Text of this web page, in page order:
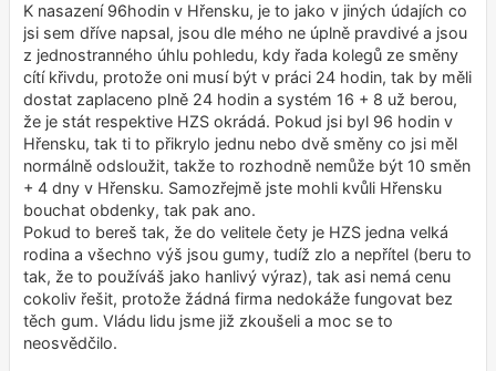
K nasazení 96hodin v Hřensku, je to jako v jiných údajích co
jsi sem dříve napsal, jsou dle mého ne úplně pravdivé a jsou
z jednostranného úhlu pohledu, kdy řada kolegů ze směny
cítí křivdu, protože oni musí být v práci 24 hodin, tak by měli
dostat zaplaceno plně 24 hodin a systém 16 + 8 už berou,
že je stát respektive HZS okrádá. Pokud jsi byl 96 hodin v
Hřensku, tak ti to přikrylo jednu nebo dvě směny co jsi měl
normálně odsloužit, takže to rozhodně nemůže být 10 směn
+ 4 dny v Hřensku. Samozřejmě jste mohli kvůli Hřensku
bouchat obdenky, tak pak ano.
Pokud to bereš tak, že do velitele čety je HZS jedna velká
rodina a všechno výš jsou gumy, tudíž zlo a nepřítel (beru to
tak, že to používáš jako hanlivý výraz), tak asi nemá cenu
cokoliv řešit, protože žádná firma nedokáže fungovat bez
těch gum. Vládu lidu jsme již zkoušeli a moc se to
neosvědčilo.